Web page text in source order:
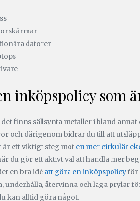
datorer
inköpspolicy som
finns sällsynta metaller i bland
och därigenom bidrar du till att
är ett viktigt steg mot en mer cirkulär
du gör ett aktivt val att handla mer
en bra idé att göra en inköpspolicyför
underhålla, återvinna och laga prylar
kan alltid göra något.